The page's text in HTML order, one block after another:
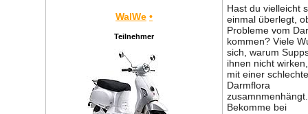
WalWe •
Teilnehmer
Hast du vielleicht
einmal überlegt,
Probleme vom
kommen? Viele
sich, warum
ihnen nicht
mit einer
Darmflora
zusamnmenhängt.
Bekomme bei